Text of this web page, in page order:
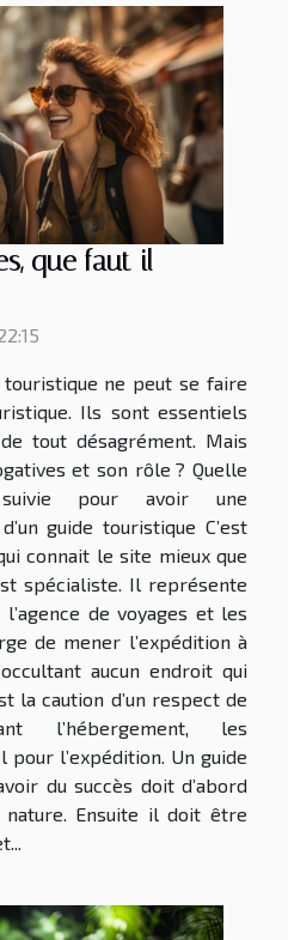
que faut-il
ne peut se faire
Ils sont essentiels
tout désagrément. Mais
et son rôle ? Quelle
pour avoir une
guide touristique C’est
connait le site mieux que
spécialiste. Il représente
de voyages et les
de mener l’expédition à
aucun endroit qui
la caution d’un respect de
l’hébergement, les
l’expédition. Un guide
du succès doit d’abord
Ensuite il doit être